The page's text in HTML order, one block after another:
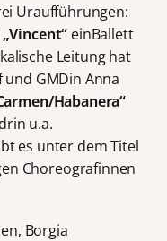
Uraufführungen:
„Vincent“ einBallett
Leitung hat
und GMDin Anna
Habanera“
u.a.
es unter dem Titel
Choreografinnen
Borgia